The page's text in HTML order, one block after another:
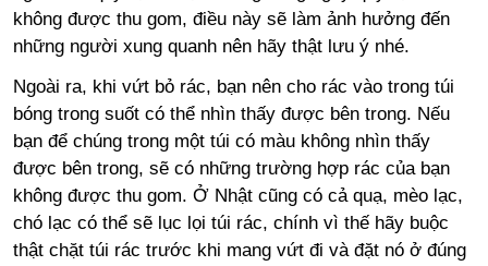
không được thu gom, điều này sẽ làm ảnh hưởng đến
những người xung quanh nên hãy thật lưu ý nhé.
Ngoài ra, khi vứt bỏ rác, bạn nên cho rác vào trong túi
bóng trong suốt có thể nhìn thấy được bên trong. Nếu
bạn để chúng trong một túi có màu không nhìn thấy
được bên trong, sẽ có những trường hợp rác của bạn
không được thu gom. Ở Nhật cũng có cả quạ, mèo lạc,
chó lạc có thể sẽ lục lọi túi rác, chính vì thế hãy buộc
thật chặt túi rác trước khi mang vứt đi và đặt nó ở đúng